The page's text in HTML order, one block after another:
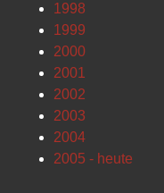
1998
1999
2000
2001
2002
2003
2004
2005 - heute